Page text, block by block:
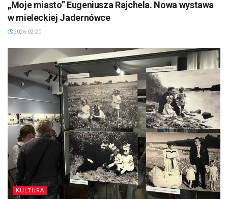
„Moje miasto” Eugeniusza Rajchela. Nowa wystawa
w mieleckiej Jadernówce
2026-02-20
KULTURA